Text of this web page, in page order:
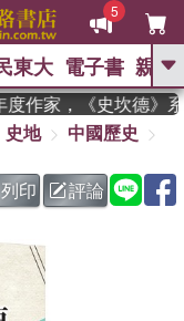
5
GO
、 The Odyssey 、
克獎 臺灣漫遊錄、
方
李登輝時代 、 數學女
東大 電子書 親子
家，《史坎德》系
史地
中國歷史
印
評論